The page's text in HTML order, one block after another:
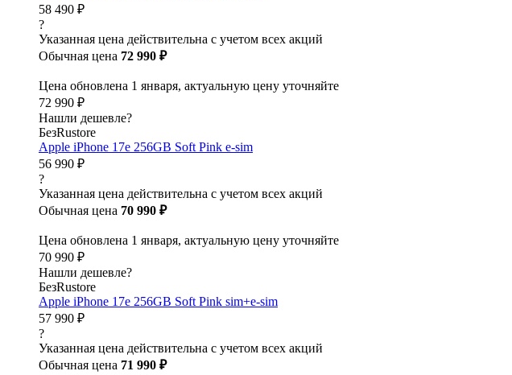
58 490 ₽
?
Указанная цена действительна с учетом всех акций
Обычная цена 72 990 ₽
Цена обновлена 1 января, актуальную цену уточняйте
72 990 ₽
Нашли дешевле?
БезRustore
Apple iPhone 17e 256GB Soft Pink e-sim
56 990 ₽
?
Указанная цена действительна с учетом всех акций
Обычная цена 70 990 ₽
Цена обновлена 1 января, актуальную цену уточняйте
70 990 ₽
Нашли дешевле?
БезRustore
Apple iPhone 17e 256GB Soft Pink sim+e-sim
57 990 ₽
?
Указанная цена действительна с учетом всех акций
Обычная цена 71 990 ₽